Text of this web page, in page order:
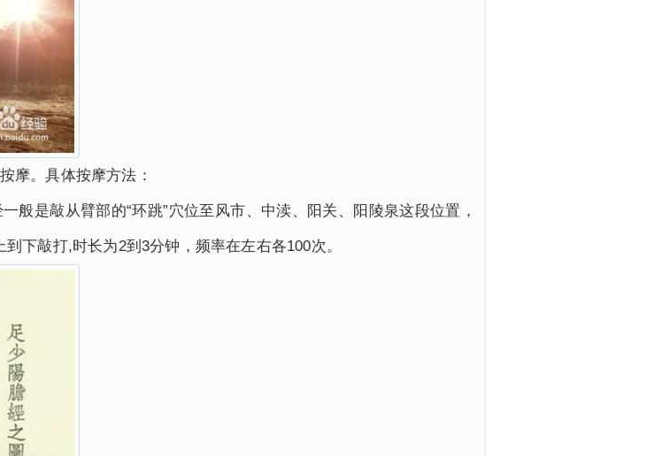
摩。具体按摩方法：
般是敲从臂部的“环跳”穴位至风市、中渎、阳关、阳陵泉这段位置，
下敲打,时长为2到3分钟，频率在左右各100次。